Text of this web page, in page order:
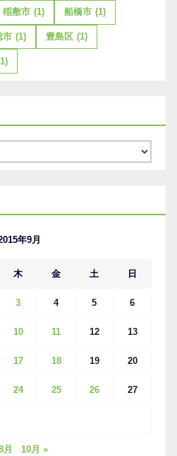
稲敷市 (1) 船橋市 (1)
市 (1) 豊島区 (1)
年9月
木 金 土 日
3 4 5 6
10 11 12 13
17 18 19 20
24 25 26 27
月 10月 »